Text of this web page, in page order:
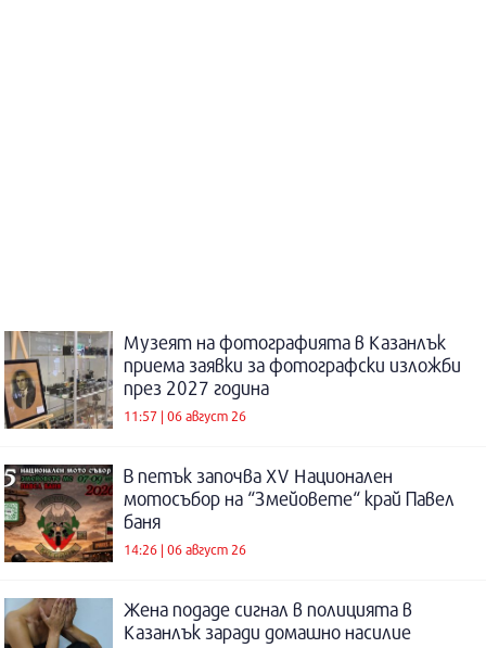
Музеят на фотографията в Казанлък
приема заявки за фотографски изложби
през 2027 година
11:57 | 06 август 26
В петък започва XV Национален
мотосъбор на “Змейовете“ край Павел
баня
14:26 | 06 август 26
Жена подаде сигнал в полицията в
Казанлък заради домашно насилие